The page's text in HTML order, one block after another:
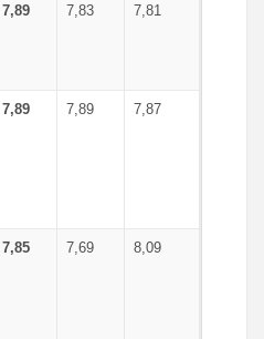
7,89 7,83 7,81
7,89 7,89 7,87
7,85 7,69 8,09